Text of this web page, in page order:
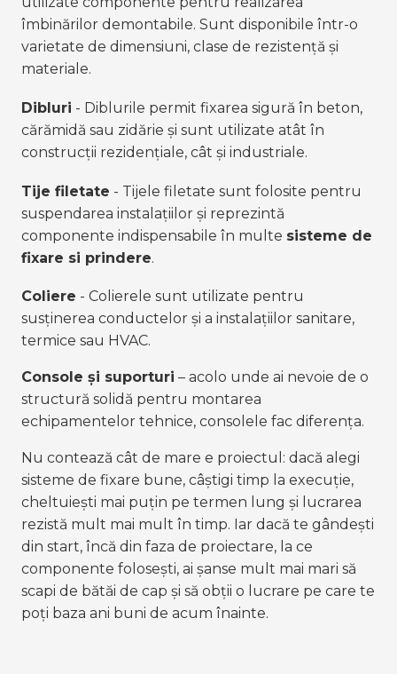
îmbinărilor demontabile. Sunt disponibile într-o
varietate de dimensiuni, clase de rezistență și
materiale.
Dibluri - Diblurile permit fixarea sigură în beton,
cărămidă sau zidărie și sunt utilizate atât în
construcții rezidențiale, cât și industriale.
Tije filetate - Tijele filetate sunt folosite pentru
suspendarea instalațiilor și reprezintă
componente indispensabile în multe sisteme de
fixare si prindere.
Coliere - Colierele sunt utilizate pentru
susținerea conductelor și a instalațiilor sanitare,
termice sau HVAC.
Console și suporturi – acolo unde ai nevoie de o
structură solidă pentru montarea
echipamentelor tehnice, consolele fac diferența.
Nu contează cât de mare e proiectul: dacă alegi
sisteme de fixare bune, câștigi timp la execuție,
cheltuiești mai puțin pe termen lung și lucrarea
rezistă mult mai mult în timp. Iar dacă te gândești
din start, încă din faza de proiectare, la ce
componente folosești, ai șanse mult mai mari să
scapi de bătăi de cap și să obții o lucrare pe care te
poți baza ani buni de acum înainte.